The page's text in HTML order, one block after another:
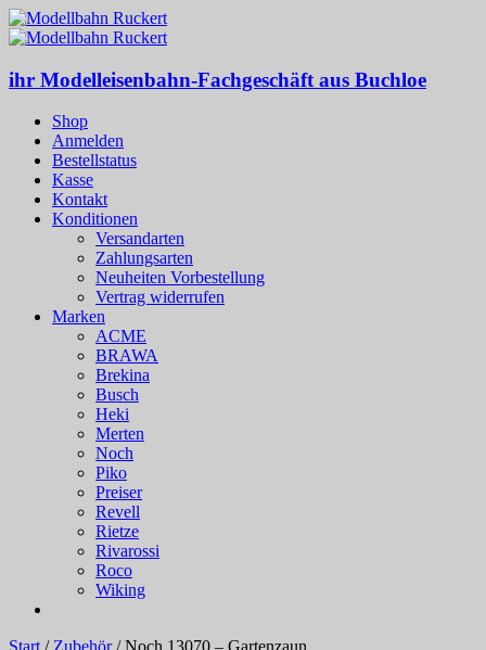
ihr Modelleisenbahn-Fachgeschäft aus Buchloe
Shop
Anmelden
Bestellstatus
Kasse
Kontakt
Konditionen
Versandarten
Zahlungsarten
Neuheiten Vorbestellung
Vertrag widerrufen
Marken
ACME
BRAWA
Brekina
Busch
Heki
Merten
Noch
Piko
Preiser
Revell
Rietze
Rivarossi
Roco
Wiking